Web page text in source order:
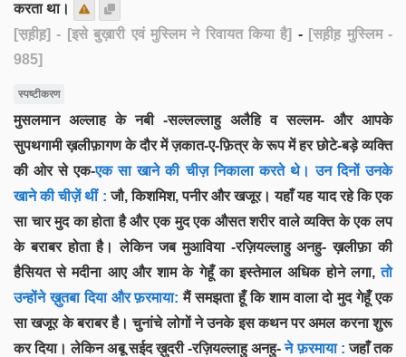
करता था।
[स़ह़ीह़] - [इसे बुख़ारी एवं मुस्लिम ने रिवायत किया है] - [सह़ीह़ मुस्लिम -
985]
स्पष्टीकरण
मुसलमान अल्लाह के नबी -सल्लल्लाहु अलैहि व सल्लम- और आपके
सुपथगामी ख़लीफ़ागण के दौर में ज़कात-ए-फ़ित्र के रूप में हर छोटे-बड़े व्यक्ति
की ओर से एक-एक सा खाने की चीज़ निकाला करते थे। उन दिनों उनके
खाने की चीज़ें थीं : जौ, किशमिश, पनीर और खजूर। यहाँ यह याद रहे कि एक
सा चार मुद का होता है और एक मुद एक औसत शरीर वाले व्यक्ति के एक लप
के बराबर होता है। लेकिन जब मुआविया -रज़ियल्लाहु अनहु- ख़लीफ़ा की
हैसियत से मदीना आए और शाम के गेहूँ का इस्तेमाल अधिक होने लगा,तो
उन्होंने ख़ुतबा दिया और फ़रमाया: मैं समझता हूँ कि शाम वाला दो मुद गेहूँ एक
सा खजूर के बराबर है। चुनांचे लोगों ने उनके इस कथन पर अमल करना शुरू
कर दिया। लेकिन अबू सईद ख़ुदरी -रज़ियल्लाहु अनहु-ने फ़रमाया : जहाँ तक